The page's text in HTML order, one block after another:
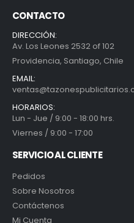
CONTACTO
DIRECCIÓN:
Av. Los Leones 2532 of 102
Providencia, Santiago, Chile
EMAIL:
HORARIOS:
Lun - Jue / 9:00 - 18:00 hrs.
Viernes / 9:00 - 17:00
SERVICIO AL CLIENTE
Pedidos
Sobre Nosotros
Contáctenos
Mi Cuenta